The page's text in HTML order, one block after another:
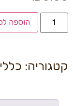
הוספה
קטגוריה: כללי